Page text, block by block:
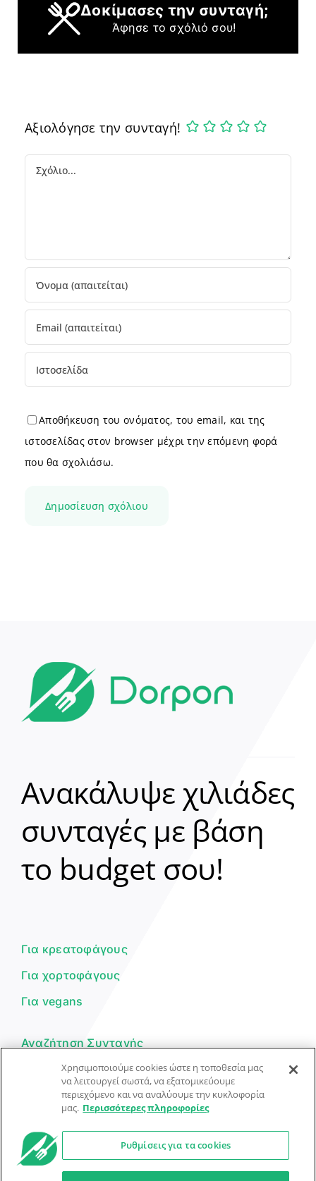
Δοκίμασες την συνταγή;
Άφησε το σχόλιό σου!
Αξιολόγησε την συνταγή!
Comment
Αποθήκευση του ονόματος, του email, και της
ιστοσελίδας στον browser μέχρι την επόμενη φορά
που θα σχολιάσω.
Ανακάλυψε χιλιάδες
συνταγές με βάση
το budget σου!
Για κρεατοφάγους
Για χορτοφάγους
Για vegans
Αναζήτηση Συνταγής
Υποβολή Συνταγής
Φόρμα Επικοινωνίας
© Dorpon • Μηχανή αναζήτησης για …καλοφαγάδες!
Χρησιμοποιούμε cookies ώστε η τοποθεσία μας
να λειτουργεί σωστά, να εξατομικεύουμε
περιεχόμενο και να αναλύουμε την κυκλοφορία
μας. Περισσότερες πληροφορίες
Ρυθμίσεις για τα cookies